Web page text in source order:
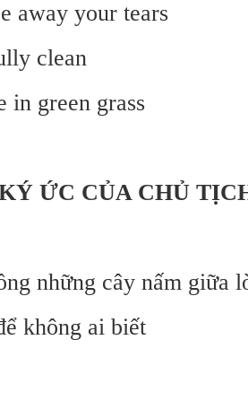
away your tears
clean
in green grass
ỨC CỦA CHỦ
những cây nấm giữa
không ai biết